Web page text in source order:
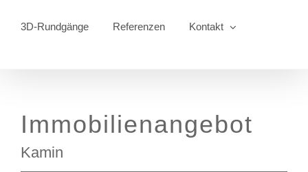
3D-Rundgänge Referenzen Kontakt
Immobilien­angebot
Kamin